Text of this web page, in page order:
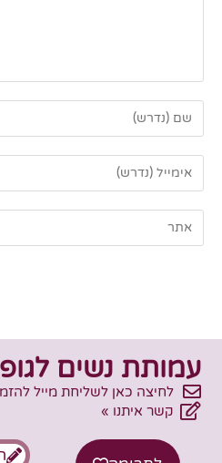
עמותת נשים
לחיצה כאן לשליחת מייל
קשר איתנו »